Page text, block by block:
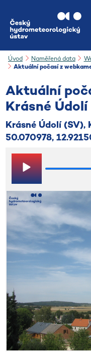
Úvod Naměřená data
Aktuální počasí z
Aktuální
Krásné Údolí
Krásné Údolí (SV),
50.070978,